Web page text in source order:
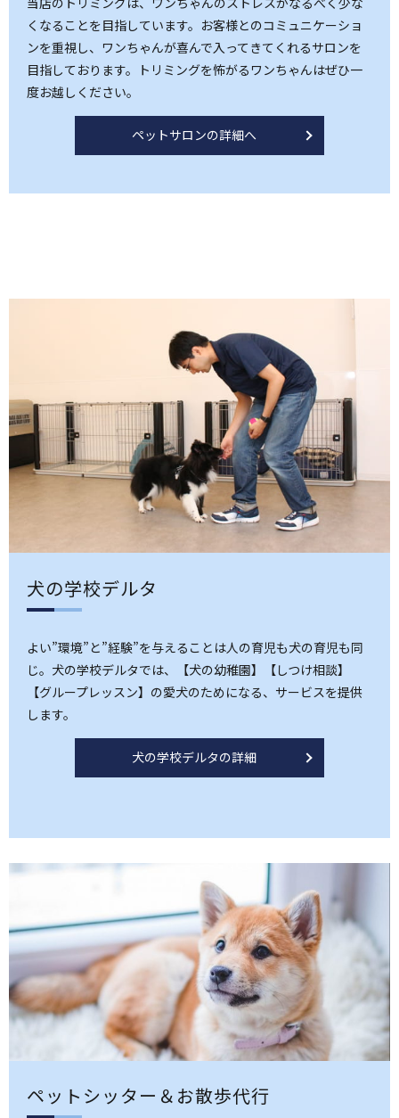
くなることを目指しています。お客様とのコミュニケーショ
ンを重視し、ワンちゃんが喜んで入ってきてくれるサロンを
目指しております。トリミングを怖がるワンちゃんはぜひ一
度お越しください。
ペットサロンの詳細へ
犬の学校デルタ
よい”環境”と”経験”を与えることは人の育児も犬の育児も同
じ。犬の学校デルタでは、【犬の幼稚園】【しつけ相談】
【グループレッスン】の愛犬のためになる、サービスを提供
します。
犬の学校デルタの詳細
ペットシッター＆お散歩代行